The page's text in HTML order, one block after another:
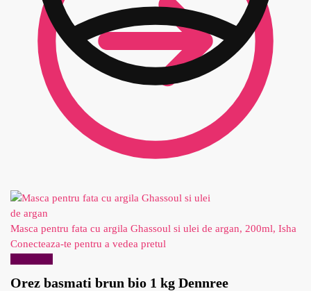
Masca pentru fata cu argila Ghassoul si ulei de argan, 200ml, Isha
Conecteaza-te pentru a vedea pretul
Orez basmati brun bio 1 kg Dennree